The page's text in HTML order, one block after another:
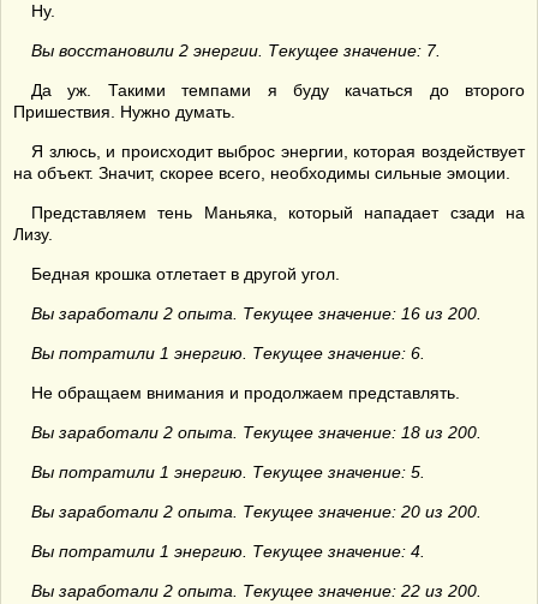
Ну.
Вы восстановили 2 энергии. Текущее значение: 7.
Да уж. Такими темпами я буду качаться до второго
Пришествия. Нужно думать.
Я злюсь, и происходит выброс энергии, которая воздействует
на объект. Значит, скорее всего, необходимы сильные эмоции.
Представляем тень Маньяка, который нападает сзади на
Лизу.
Бедная крошка отлетает в другой угол.
Вы заработали 2 опыта. Текущее значение: 16 из 200.
Вы потратили 1 энергию. Текущее значение: 6.
Не обращаем внимания и продолжаем представлять.
Вы заработали 2 опыта. Текущее значение: 18 из 200.
Вы потратили 1 энергию. Текущее значение: 5.
Вы заработали 2 опыта. Текущее значение: 20 из 200.
Вы потратили 1 энергию. Текущее значение: 4.
Вы заработали 2 опыта. Текущее значение: 22 из 200.